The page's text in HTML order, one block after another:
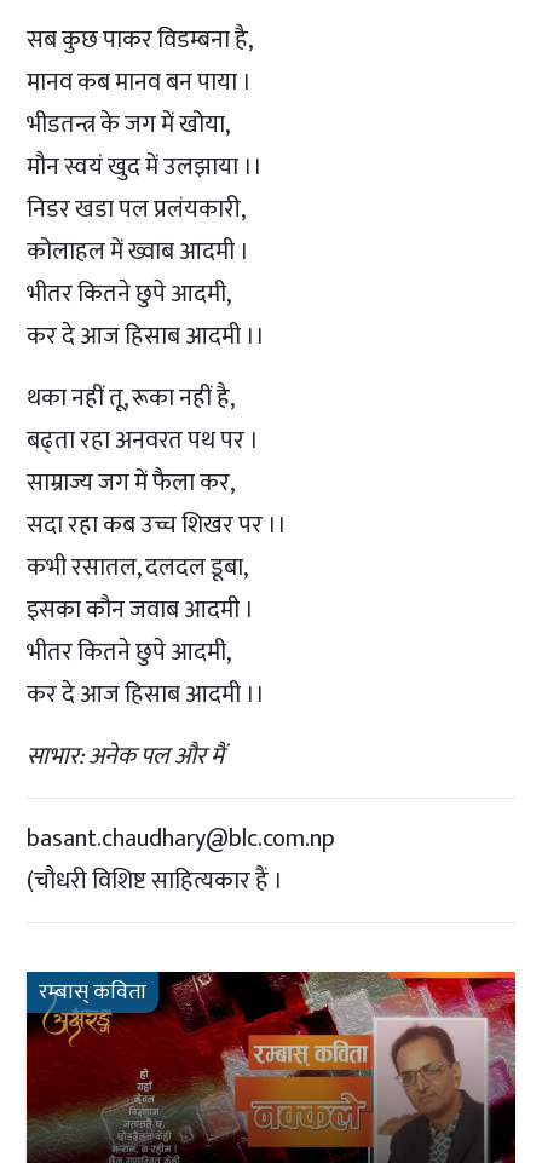
सब कुछ पाकर विडम्बना है,
मानव कब मानव बन पाया ।
भीडतन्त्र के जग में खोया,
मौन स्वयं खुद में उलझाया ।।
निडर खडा पल प्रलंयकारी,
कोलाहल में ख्वाब आदमी ।
भीतर कितने छुपे आदमी,
कर दे आज हिसाब आदमी ।।
थका नहीं तू, रूका नहीं है,
बढ्ता रहा अनवरत पथ पर ।
साम्राज्य जग में फैला कर,
सदा रहा कब उच्च शिखर पर ।।
कभी रसातल, दलदल डूबा,
इसका कौन जवाब आदमी ।
भीतर कितने छुपे आदमी,
कर दे आज हिसाब आदमी ।।
साभार: अनेक पल और मैं
basant.chaudhary@blc.com.np
(चौधरी विशिष्ट साहित्यकार हैं ।
रम्बास् कविता